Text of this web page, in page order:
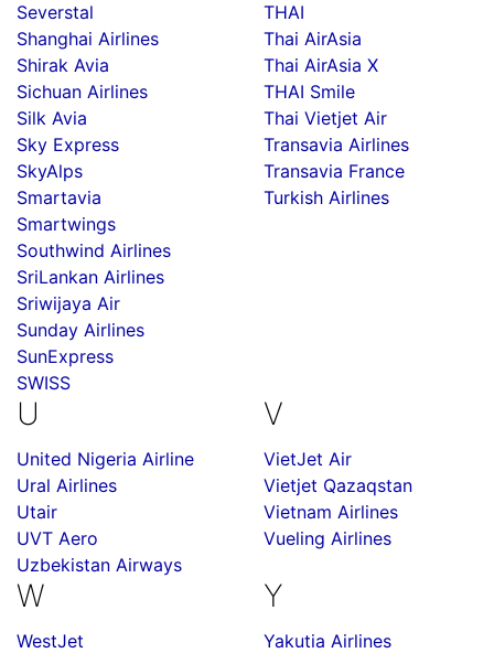
Severstal
Shanghai Airlines
Shirak Avia
Sichuan Airlines
Silk Avia
Sky Express
SkyAlps
Smartavia
Smartwings
Southwind Airlines
SriLankan Airlines
Sriwijaya Air
Sunday Airlines
SunExpress
SWISS
THAI
Thai AirAsia
Thai AirAsia X
THAI Smile
Thai Vietjet Air
Transavia Airlines
Transavia France
Turkish Airlines
U
United Nigeria Airline
Ural Airlines
Utair
UVT Aero
Uzbekistan Airways
V
VietJet Air
Vietjet Qazaqstan
Vietnam Airlines
Vueling Airlines
W
WestJet
Y
Yakutia Airlines